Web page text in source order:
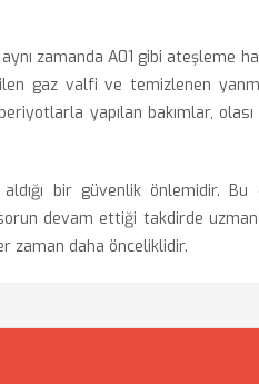
zamanda A01 gibi ateşleme
gaz valfi ve temizlenen
yapılan bakımlar, olası
bir güvenlik önlemidir. Bu
sorun devam ettiği takdirde
zaman daha önceliklidir.